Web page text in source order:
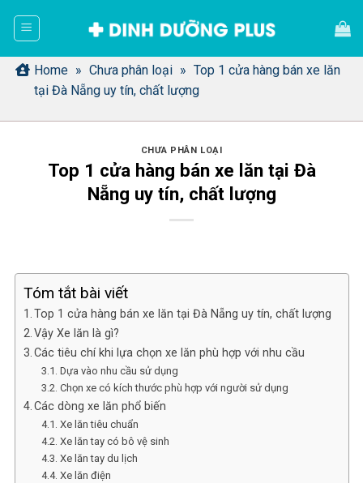
dung Home » Chưa phân loại » Top 1 cửa hàng bán xe lăn
tại Đà Nẵng uy tín, chất lượng
CHƯA PHÂN LOẠI
Top 1 cửa hàng bán xe lăn tại Đà
Nẵng uy tín, chất lượng
Tóm tắt bài viết
Top 1 cửa hàng bán xe lăn tại Đà Nẵng uy tín, chất lượng
Vậy Xe lăn là gì?
Các tiêu chí khi lựa chọn xe lăn phù hợp với nhu cầu
Dựa vào nhu cầu sử dụng
Chọn xe có kích thước phù hợp với người sử dụng
Các dòng xe lăn phổ biến
Xe lăn tiêu chuẩn
Xe lăn tay có bô vệ sinh
Xe lăn tay du lịch
Xe lăn điện